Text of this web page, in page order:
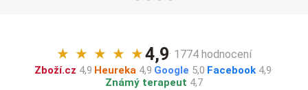
★ ★ ★ ★ ★4,9· 1774 hodnocení
Zboží.cz 4,9·Heureka 4,9·Google 5,0·Facebook 4,9·
Známý terapeut 4,7